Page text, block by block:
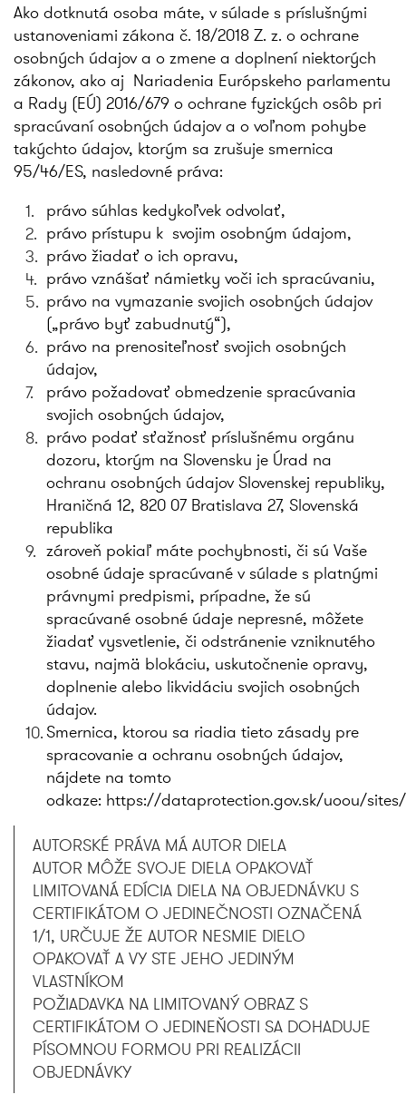
Ako dotknutá osoba máte, v súlade s príslušnými
ustanoveniami zákona č. 18/2018 Z. z. o ochrane
osobných údajov a o zmene a doplnení niektorých
zákonov, ako aj Nariadenia Európskeho parlamentu
a Rady (EÚ) 2016/679 o ochrane fyzických osôb pri
spracúvaní osobných údajov a o voľnom pohybe
takýchto údajov, ktorým sa zrušuje smernica
95/46/ES, nasledovné práva:
právo súhlas kedykoľvek odvolať,
právo prístupu k svojim osobným údajom,
právo žiadať o ich opravu,
právo vznášať námietky voči ich spracúvaniu,
právo na vymazanie svojich osobných údajov
(„právo byť zabudnutý“),
právo na prenositeľnosť svojich osobných
údajov,
právo požadovať obmedzenie spracúvania
svojich osobných údajov,
právo podať sťažnosť príslušnému orgánu
dozoru, ktorým na Slovensku je Úrad na
ochranu osobných údajov Slovenskej republiky,
Hraničná 12, 820 07 Bratislava 27, Slovenská
republika
zároveň pokiaľ máte pochybnosti, či sú Vaše
osobné údaje spracúvané v súlade s platnými
právnymi predpismi, prípadne, že sú
spracúvané osobné údaje nepresné, môžete
žiadať vysvetlenie, či odstránenie vzniknutého
stavu, najmä blokáciu, uskutočnenie opravy,
doplnenie alebo likvidáciu svojich osobných
údajov.
Smernica, ktorou sa riadia tieto zásady pre
spracovanie a ochranu osobných údajov,
nájdete na tomto
odkaze: https://dataprotection.gov.sk/uoou/
AUTORSKÉ PRÁVA MÁ AUTOR DIELA
AUTOR MÔŽE SVOJE DIELA OPAKOVAŤ
LIMITOVANÁ EDÍCIA DIELA NA OBJEDNÁVKU S
CERTIFIKÁTOM O JEDINEČNOSTI OZNAČENÁ
1/1, URČUJE ŽE AUTOR NESMIE DIELO
OPAKOVAŤ A VY STE JEHO JEDINÝM
VLASTNÍKOM
POŽIADAVKA NA LIMITOVANÝ OBRAZ S
CERTIFIKÁTOM O JEDINEŇOSTI SA DOHADUJE
PÍSOMNOU FORMOU PRI REALIZÁCII
OBJEDNÁVKY